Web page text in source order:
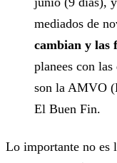
mediados de
cambian y las
planees con
son la AMVO
El Buen Fin.
Lo importante no es